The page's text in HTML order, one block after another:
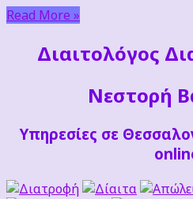
Read More »
Διαιτoλόγος
Νεστορή
Υπηρεσίες σε